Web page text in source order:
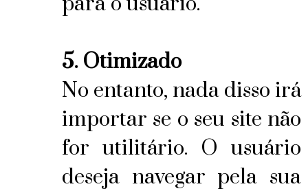
5. Otimizado
No entanto, nada disso irá
importar se o seu site não
for utilitário. O usuário
deseja navegar pela sua